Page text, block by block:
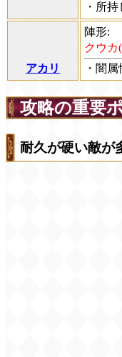
・所
アカリ
陣形:
クウカ
・闇
攻略の重要
耐久が硬い敵が